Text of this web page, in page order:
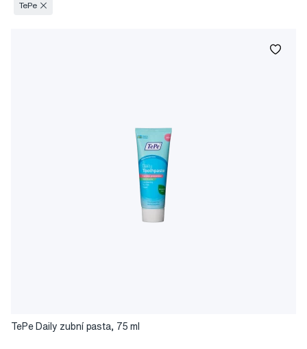
TePe
TePe Daily zubní pasta, 75 ml